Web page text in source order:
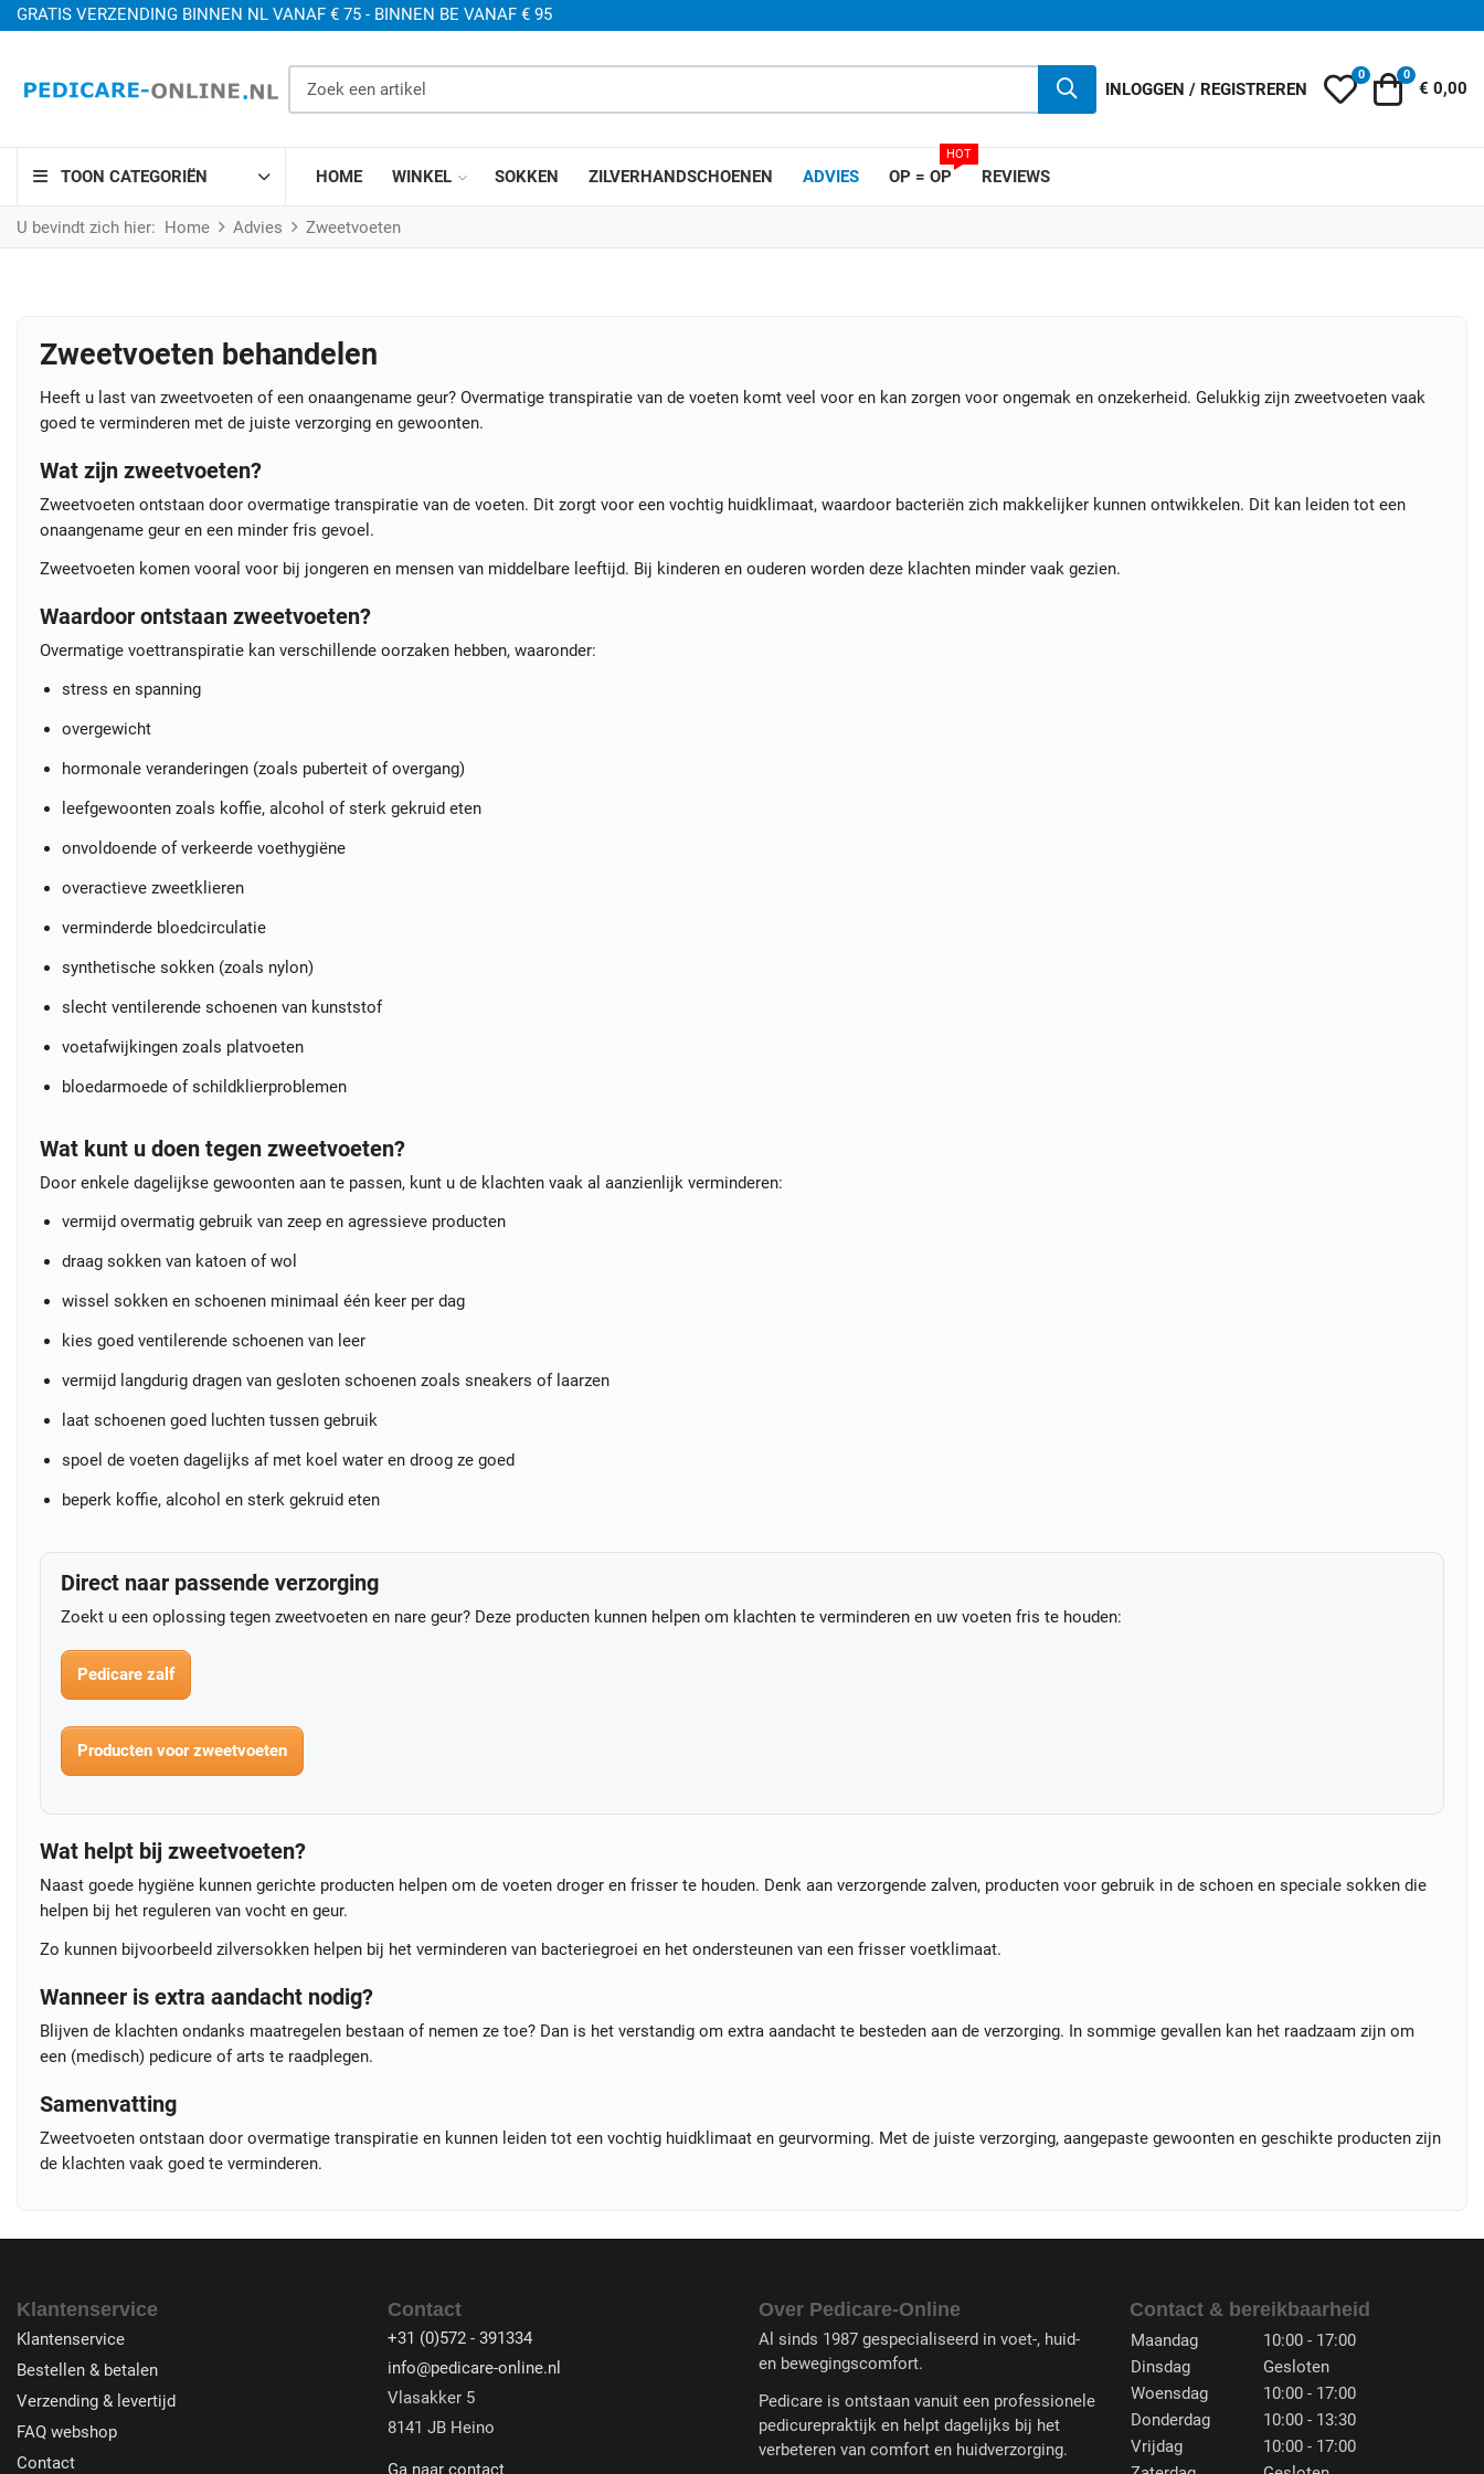
GRATIS VERZENDING BINNEN NL VANAF € 75 - BINNEN BE VANAF € 95
INLOGGEN / REGISTREREN Mijn wensenlijst
0 0
€ 0,00
TOON CATEGORIËN HOME WINKEL SOKKEN ZILVERHANDSCHOENEN ADVIES OP = OP
HOT
REVIEWS
U bevindt zich hier: Home Advies Zweetvoeten
Zweetvoeten behandelen
Heeft u last van zweetvoeten of een onaangename geur? Overmatige transpiratie van de voeten komt veel voor en kan zorgen voor ongemak en onzekerheid. Gelukkig zijn zweetvoeten vaak
goed te verminderen met de juiste verzorging en gewoonten.
Wat zijn zweetvoeten?
Zweetvoeten ontstaan door overmatige transpiratie van de voeten. Dit zorgt voor een vochtig huidklimaat, waardoor bacteriën zich makkelijker kunnen ontwikkelen. Dit kan leiden tot een
onaangename geur en een minder fris gevoel.
Zweetvoeten komen vooral voor bij jongeren en mensen van middelbare leeftijd. Bij kinderen en ouderen worden deze klachten minder vaak gezien.
Waardoor ontstaan zweetvoeten?
Overmatige voettranspiratie kan verschillende oorzaken hebben, waaronder:
stress en spanning
overgewicht
hormonale veranderingen (zoals puberteit of overgang)
leefgewoonten zoals koffie, alcohol of sterk gekruid eten
onvoldoende of verkeerde voethygiëne
overactieve zweetklieren
verminderde bloedcirculatie
synthetische sokken (zoals nylon)
slecht ventilerende schoenen van kunststof
voetafwijkingen zoals platvoeten
bloedarmoede of schildklierproblemen
Wat kunt u doen tegen zweetvoeten?
Door enkele dagelijkse gewoonten aan te passen, kunt u de klachten vaak al aanzienlijk verminderen:
vermijd overmatig gebruik van zeep en agressieve producten
draag sokken van katoen of wol
wissel sokken en schoenen minimaal één keer per dag
kies goed ventilerende schoenen van leer
vermijd langdurig dragen van gesloten schoenen zoals sneakers of laarzen
laat schoenen goed luchten tussen gebruik
spoel de voeten dagelijks af met koel water en droog ze goed
beperk koffie, alcohol en sterk gekruid eten
Direct naar passende verzorging
Zoekt u een oplossing tegen zweetvoeten en nare geur? Deze producten kunnen helpen om klachten te verminderen en uw voeten fris te houden:
Pedicare zalf
Producten voor zweetvoeten
Wat helpt bij zweetvoeten?
Naast goede hygiëne kunnen gerichte producten helpen om de voeten droger en frisser te houden. Denk aan verzorgende zalven, producten voor gebruik in de schoen en speciale sokken die
helpen bij het reguleren van vocht en geur.
Zo kunnen bijvoorbeeld zilversokken helpen bij het verminderen van bacteriegroei en het ondersteunen van een frisser voetklimaat.
Wanneer is extra aandacht nodig?
Blijven de klachten ondanks maatregelen bestaan of nemen ze toe? Dan is het verstandig om extra aandacht te besteden aan de verzorging. In sommige gevallen kan het raadzaam zijn om
een (medisch) pedicure of arts te raadplegen.
Samenvatting
Zweetvoeten ontstaan door overmatige transpiratie en kunnen leiden tot een vochtig huidklimaat en geurvorming. Met de juiste verzorging, aangepaste gewoonten en geschikte producten zijn
de klachten vaak goed te verminderen.
Klantenservice
Klantenservice
Bestellen & betalen
Verzending & levertijd
FAQ webshop
Contact
Contact
+31 (0)572 - 391334
info@pedicare-online.nl
Vlasakker 5
8141 JB Heino
Ga naar contact
Over Pedicare-Online
Al sinds 1987 gespecialiseerd in voet-, huid-
en bewegingscomfort.
Pedicare is ontstaan vanuit een professionele
pedicurepraktijk en helpt dagelijks bij het
verbeteren van comfort en huidverzorging.
Contact & bereikbaarheid
Maandag
10:00 - 17:00
Dinsdag
Gesloten
Woensdag
10:00 - 17:00
Donderdag
10:00 - 13:30
Vrijdag
10:00 - 17:00